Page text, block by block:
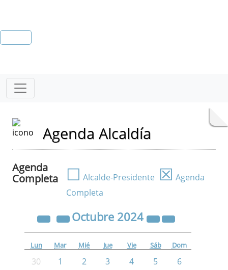
Agenda Alcaldía
Agenda
Completa
☐ Alcalde-Presidente ☒ Agenda
Completa
Octubre 2024
Lun Mar Mié Jue Vie Sáb Dom
30 1 2 3 4 5
6